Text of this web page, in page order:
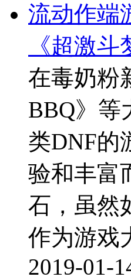
《超激
在毒奶粉
BBQ》等
类DNF的
验和丰富
石，虽然
作为游戏
2019-01-